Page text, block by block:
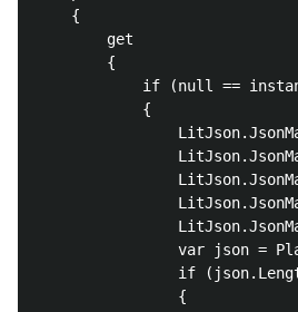
    {
        get
        {
if (null ==
            {
var json =
if
                {